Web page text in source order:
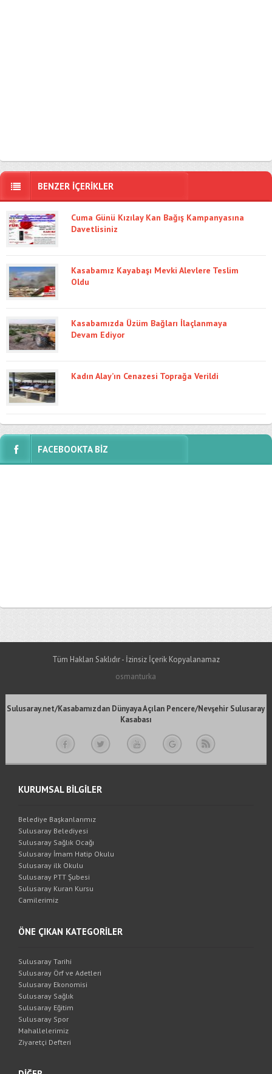
BENZER İÇERİKLER
Cuma Günü Kızılay Kan Bağış Kampanyasına
Davetlisiniz
Kasabamız Kayabaşı Mevki Alevlere Teslim
Oldu
Kasabamızda Üzüm Bağları İlaçlanmaya
Devam Ediyor
Kadın Alay’ın Cenazesi Toprağa Verildi
FACEBOOKTA BİZ
Tüm Hakları Saklıdır - İzinsiz İçerik Kopyalanamaz
osmanturka
Sulusaray.net/Kasabamızdan Dünyaya Açılan Pencere/Nevşehir Sulusaray
Kasabası
KURUMSAL BİLGİLER
Belediye Başkanlarımız
Sulusaray Belediyesi
Sulusaray Sağlık Ocağı
Sulusaray İmam Hatip Okulu
Sulusaray ilk Okulu
Sulusaray PTT Şubesi
Sulusaray Kuran Kursu
Camilerimiz
ÖNE ÇIKAN KATEGORİLER
Sulusaray Tarihi
Sulusaray Örf ve Adetleri
Sulusaray Ekonomisi
Sulusaray Sağlık
Sulusaray Eğitim
Sulusaray Spor
Mahallelerimiz
Ziyaretçi Defteri